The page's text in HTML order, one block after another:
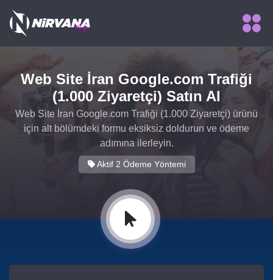
Web Site İran Google.com Trafiği
(1.000 Ziyaretçi) Satın Al
Web Site İran Google.com Trafiği (1.000 Ziyaretçi) ürünü
için alt bölümdeki formu eksiksiz doldurun ve ödeme
adımına ilerleyin.
Aktif 2 Ödeme Yöntemi